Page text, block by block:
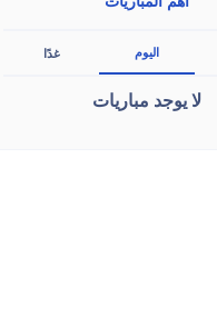
اليوم غدًا
لا يوجد مباريات